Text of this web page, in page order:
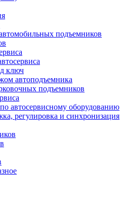
подъемников
ключ
автоподъемника
подъемников
автосервисному оборудованию
регулировка и синхронизация